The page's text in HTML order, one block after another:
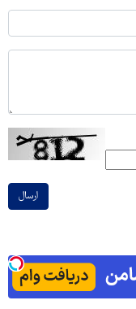
ارسال